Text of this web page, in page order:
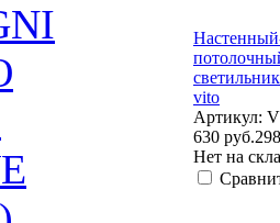
vito
Артикул:
630 руб.
Нет на